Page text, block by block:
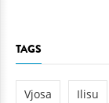
TAGS
Vjosa Ilisu